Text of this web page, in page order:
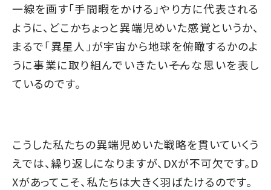
一線を画す「手間暇をかける」やり方に代表される
ように、どこかちょっと異端児めいた感覚というか、
まるで「異星人」が宇宙から地球を俯瞰するかのよ
うに事業に取り組んでいきたい――そんな思いを表し
ているのです。
こうした私たちの異端児めいた戦略を貫いていくう
えでは、繰り返しになりますが、DXが不可欠です。D
Xがあってこそ、私たちは大きく羽ばたけるのです。